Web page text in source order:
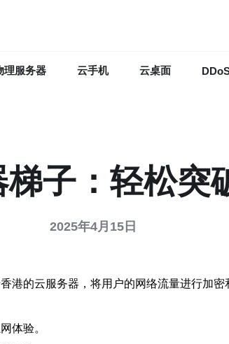
理服务器 云手机 云桌面
子：轻松突
2025年4月15日
的云服务器，将用户的网络流量进行加密
体验。